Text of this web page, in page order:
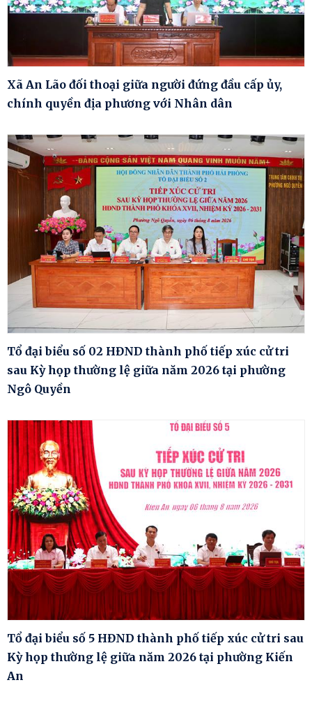
Xã An Lão đối thoại giữa người đứng đầu cấp ủy,
chính quyền địa phương với Nhân dân
Tổ đại biểu số 02 HĐND thành phố tiếp xúc cử tri
sau Kỳ họp thường lệ giữa năm 2026 tại phường
Ngô Quyền
Tổ đại biểu số 5 HĐND thành phố tiếp xúc cử tri sau
Kỳ họp thường lệ giữa năm 2026 tại phường Kiến
An